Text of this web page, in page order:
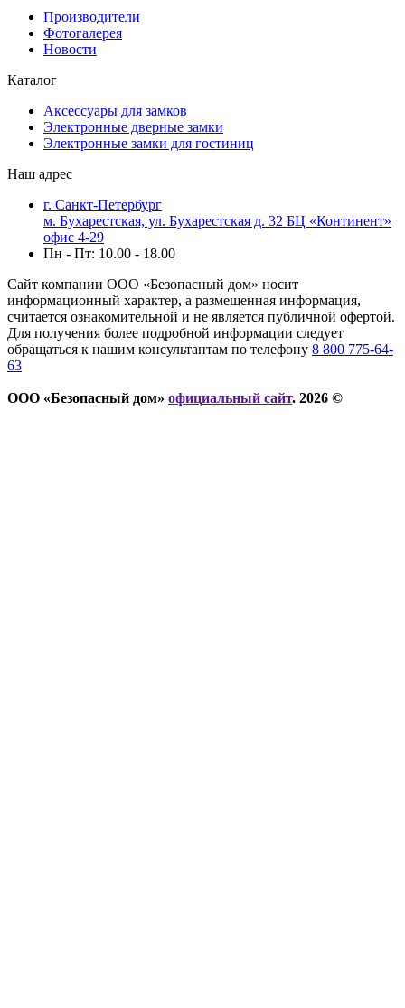
Производители
Фотогалерея
Новости
Каталог
Аксессуары для замков
Электронные дверные замки
Электронные замки для гостиниц
Наш адрес
г. Санкт-Петербург
м. Бухарестская, ул. Бухарестская д. 32 БЦ «Континент»
офис 4-29
Пн - Пт: 10.00 - 18.00
Сайт компании ООО «Безопасный дом» носит
информационный характер, а размещенная информация,
считается ознакомительной и не является публичной офертой.
Для получения более подробной информации следует
обращаться к нашим консультантам по телефону 8 800 775-64-
63
ООО «Безопасный дом» официальный сайт. 2026 ©